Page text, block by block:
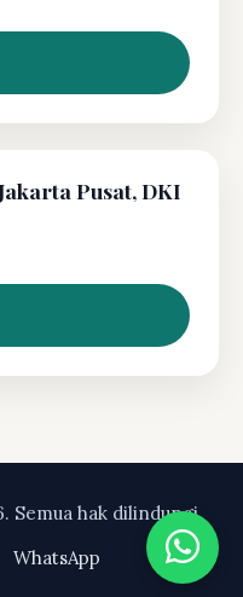
Pusat, DKI
Semua hak dilindungi.
WhatsApp